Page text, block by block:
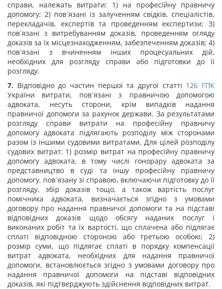
справи, належать витрати: 1) на професійну правничу
допомогу; 2) пов`язані із залученням свідків, спеціалістів,
перекладачів, експертів та проведенням експертизи; 3)
пов`язані з витребуванням доказів, проведенням огляду
доказів за їх місцезнаходженням, забезпеченням доказів; 4)
пов`язані з вчиненням інших процесуальних дій,
необхідних для розгляду справи або підготовки до її
розгляду.
7. Відповідно до частин першої та другої статті 126 ГПК
України витрати, пов`язані з правничою допомогою
адвоката, несуть сторони, крім випадків надання
правничої допомоги за рахунок держави. За результатами
розгляду справи витрати на професійну правничу
допомогу адвоката підлягають розподілу між сторонами
разом із іншими судовими витратами. Для цілей розподілу
судових витрат: 1) розмір витрат на професійну правничу
допомогу адвоката, в тому числі гонорару адвоката за
представництво в суді та іншу професійну правничу
допомогу, пов`язану зі справою, включаючи підготовку до її
розгляду, збір доказів тощо, а також вартість послуг
помічника адвоката, визначається згідно з умовами
договору про надання правничої допомоги та на підставі
відповідних доказів щодо обсягу наданих послуг і
виконаних робіт та їх вартості, що сплачена або підлягає
сплаті відповідною стороною або третьою особою; 2)
розмір суми, що підлягає сплаті в порядку компенсації
витрат адвоката, необхідних для надання правничої
допомоги, встановлюється згідно з умовами договору про
надання правничої допомоги на підставі відповідних
доказів, які підтверджують здійснення відповідних витрат.